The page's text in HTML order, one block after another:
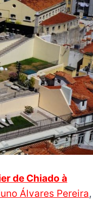
de Chiado à
Álvares Pereira,